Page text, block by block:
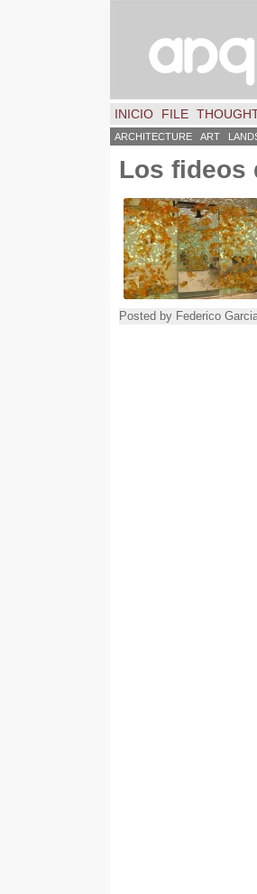
INICIO FILE
ARCHITECTURE ART
Los fideos
Posted by Federico